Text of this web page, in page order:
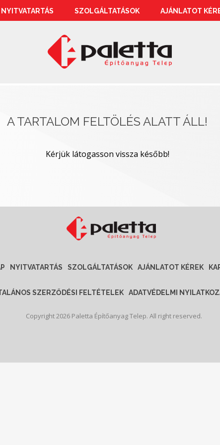
NYITVATARTÁS SZOLGÁLTATÁSOK AJÁNLATOT
A TARTALOM FELTÖLÉS ALATT ÁLL!
Kérjük látogasson vissza később!
NYITVATARTÁS SZOLGÁLTATÁSOK AJÁNLATOT KÉREK
SZERZŐDÉSI FELTÉTELEK ADATVÉDELMI
Copyright 2026 Paletta Építőanyag Telep. All right reserved.